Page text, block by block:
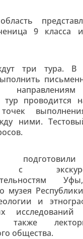
9
три тура. В
тур проводится
ними.
с
музея
и
общества.